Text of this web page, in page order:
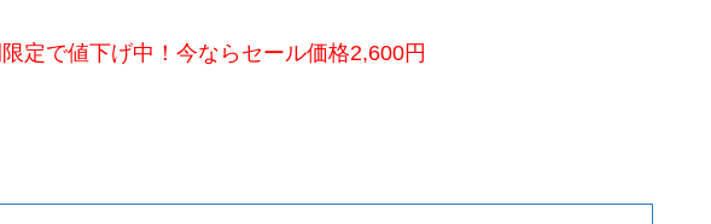
定で値下げ中！今ならセール価格2,600円